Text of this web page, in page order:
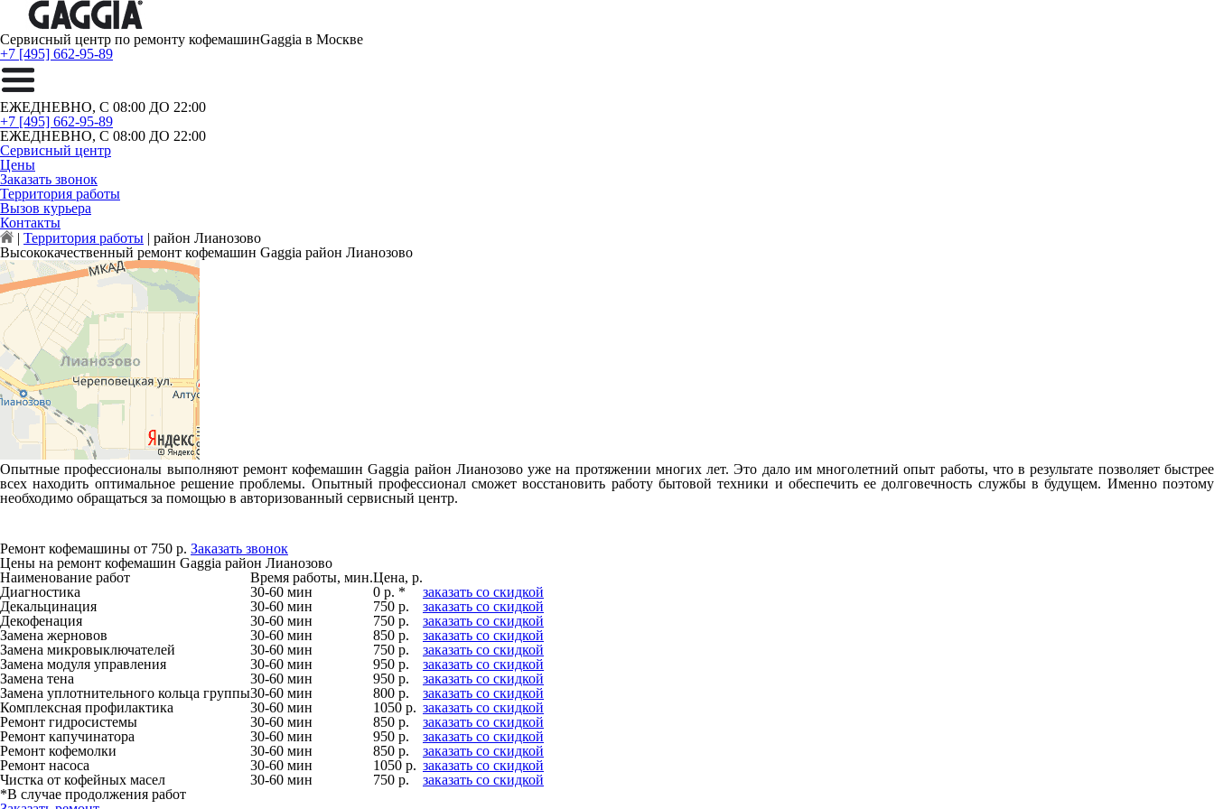
Сервисный центр по ремонту кофемашинGaggia в Москве
+7 [495] 662-95-89
ЕЖЕДНЕВНО, С 08:00 ДО 22:00
+7 [495] 662-95-89
ЕЖЕДНЕВНО, С 08:00 ДО 22:00
Сервисный центр
Цены
Заказать звонок
Территория работы
Вызов курьера
Контакты
| Территория работы | район Лианозово
Высококачественный ремонт кофемашин Gaggia район Лианозово
Опытные профессионалы выполняют ремонт кофемашин Gaggia район Лианозово уже на протяжении многих лет. Это дало им многолетний опыт работы, что в результате позволяет быстрее
всех находить оптимальное решение проблемы. Опытный профессионал сможет восстановить работу бытовой техники и обеспечить ее долговечность службы в будущем. Именно поэтому
необходимо обращаться за помощью в авторизованный сервисный центр.
Ремонт кофемашины от 750 р. Заказать звонок
Цены на ремонт кофемашин Gaggia район Лианозово
Наименование работ
Время работы, мин.Цена, р.
Диагностика
30-60 мин 0 р. *
заказать со скидкой
Декальцинация
30-60 мин 750 р.
заказать со скидкой
Декофенация
30-60 мин 750 р.
заказать со скидкой
Замена жерновов
30-60 мин 850 р.
заказать со скидкой
Замена микровыключателей
30-60 мин 750 р.
заказать со скидкой
Замена модуля управления
30-60 мин 950 р.
заказать со скидкой
Замена тена
30-60 мин 950 р.
заказать со скидкой
Замена уплотнительного кольца группы30-60 мин 800 р.
заказать со скидкой
Комплексная профилактика
30-60 мин 1050 р. заказать со скидкой
Ремонт гидросистемы
30-60 мин 850 р.
заказать со скидкой
Ремонт капучинатора
30-60 мин 950 р.
заказать со скидкой
Ремонт кофемолки
30-60 мин 850 р.
заказать со скидкой
Ремонт насоса
30-60 мин 1050 р. заказать со скидкой
Чистка от кофейных масел
30-60 мин 750 р.
заказать со скидкой
*В случае продолжения работ